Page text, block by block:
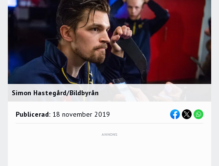
Simon Hastegård/Bildbyrån
Publicerad: 18 november 2019
ANNONS